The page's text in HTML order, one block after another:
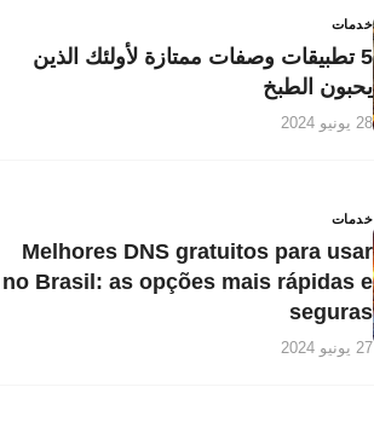
خدمات
5 تطبيقات وصفات ممتازة لأولئك الذين
يحبون الطبخ
28 يونيو 2024
خدمات
Melhores DNS gratuitos para usar
no Brasil: as opções mais rápidas e
seguras
27 يونيو 2024